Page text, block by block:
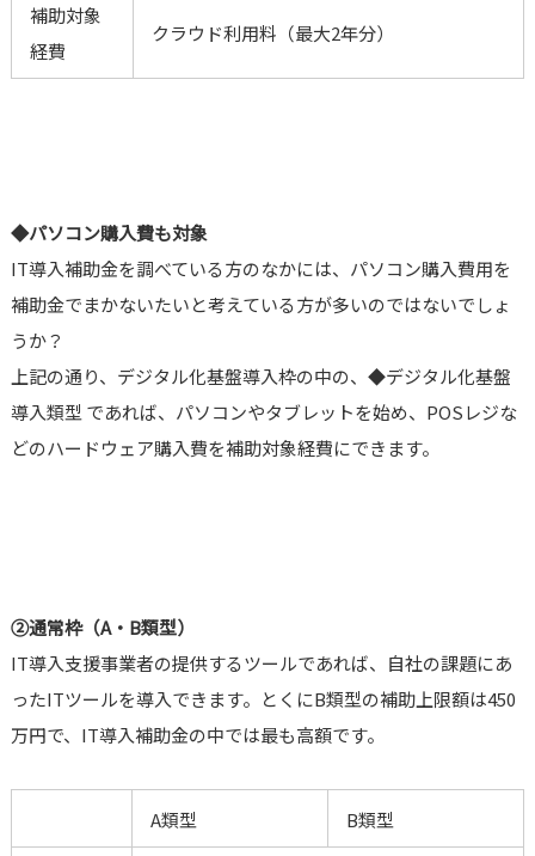
補助対象
経費
クラウド利用料（最大2年分）
◆パソコン購入費も対象
IT導入補助金を調べている方のなかには、パソコン購入費用を
補助金でまかないたいと考えている方が多いのではないでしょ
うか？
上記の通り、デジタル化基盤導入枠の中の、◆デジタル化基盤
導入類型 であれば、パソコンやタブレットを始め、POSレジな
どのハードウェア購入費を補助対象経費にできます。
②通常枠（A・B類型）
IT導入支援事業者の提供するツールであれば、自社の課題にあ
ったITツールを導入できます。とくにB類型の補助上限額は450
万円で、IT導入補助金の中では最も高額です。
A類型 B類型